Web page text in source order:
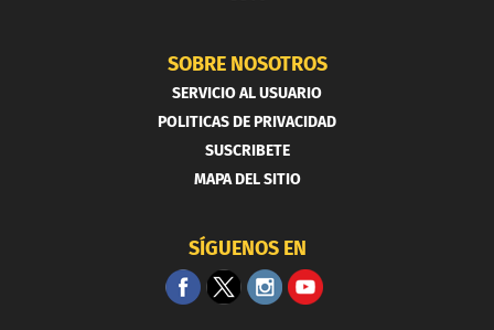
SOBRE NOSOTROS
SERVICIO AL USUARIO
POLITICAS DE PRIVACIDAD
SUSCRIBETE
MAPA DEL SITIO
SÍGUENOS EN